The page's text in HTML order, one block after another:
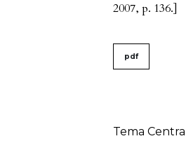
2007, p. 136.]
pdf
Tema Central